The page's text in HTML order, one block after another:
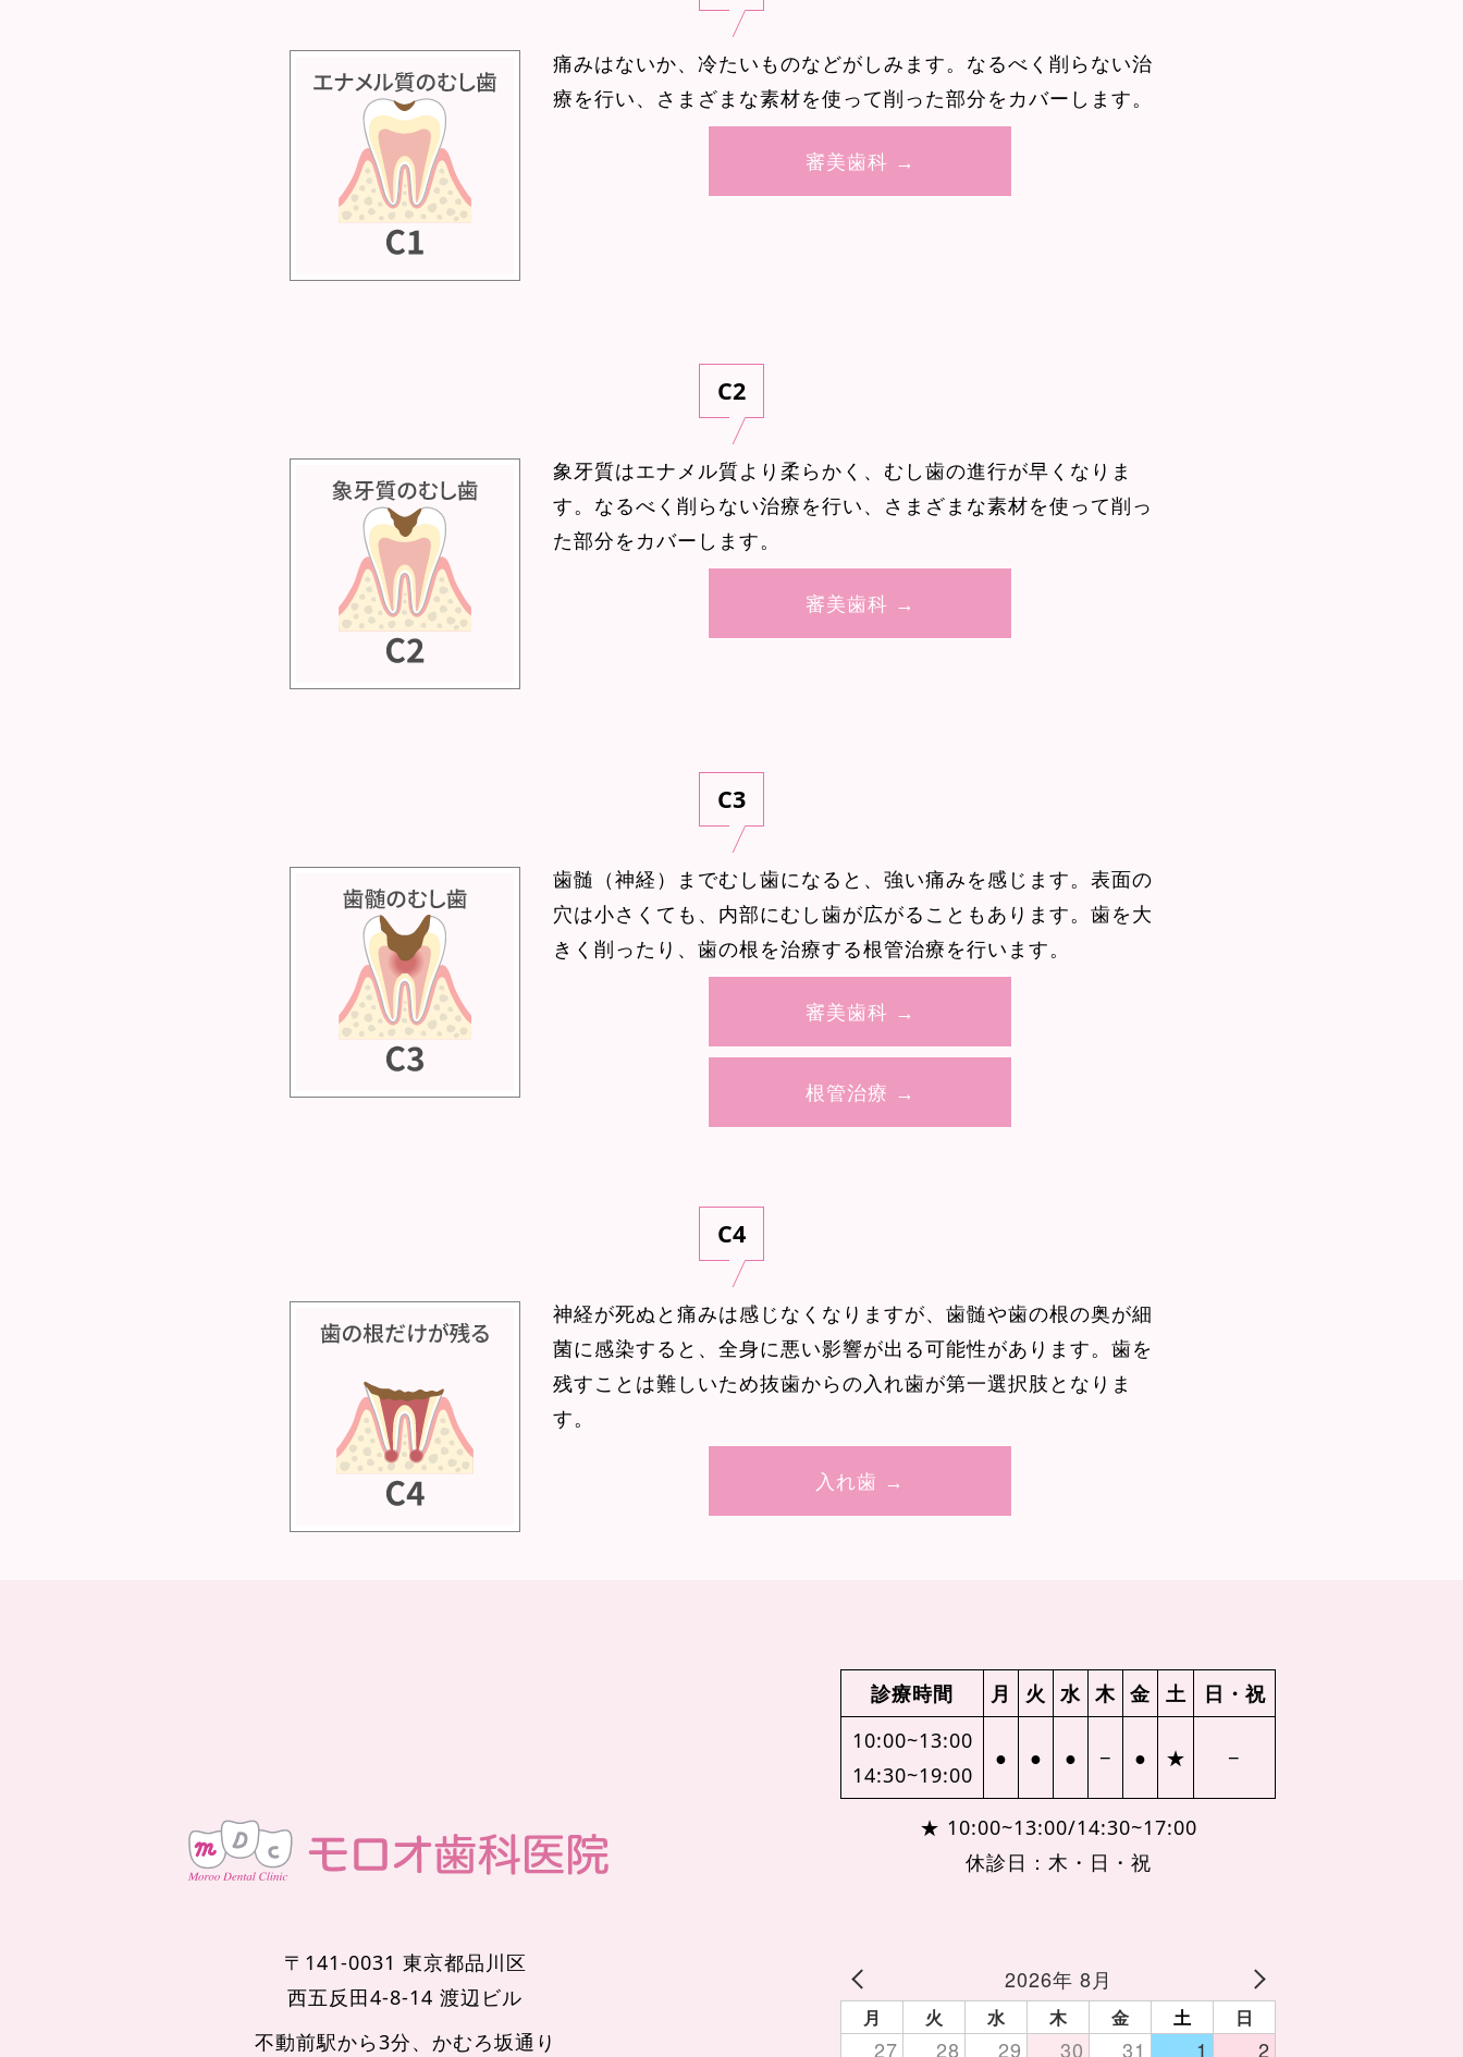
痛みはないか、冷たいものなどがしみます。なるべく削らない治
療を行い、さまざまな素材を使って削った部分をカバーします。
審美歯科 →
C2
象牙質はエナメル質より柔らかく、むし歯の進行が早くなりま
す。なるべく削らない治療を行い、さまざまな素材を使って削っ
た部分をカバーします。
審美歯科 →
C3
歯髄（神経）までむし歯になると、強い痛みを感じます。表面の
穴は小さくても、内部にむし歯が広がることもあります。歯を大
きく削ったり、歯の根を治療する根管治療を行います。
審美歯科 →
根管治療 →
C4
神経が死ぬと痛みは感じなくなりますが、歯髄や歯の根の奥が細
菌に感染すると、全身に悪い影響が出る可能性があります。歯を
残すことは難しいため抜歯からの入れ歯が第一選択肢となりま
す。
入れ歯 →
〒141-0031 東京都品川区
西五反田4-8-14 渡辺ビル
不動前駅から3分、かむろ坂通り
診療時間 月 火 水 木 金 土
日・祝
10:00~13:00
14:30~19:00
● ● ● − ● ★ −
★ 10:00~13:00/14:30~17:00
休診日：木・日・祝
2026年 8月
月 火 水 木 金 土 日
27 28 29 30 31 1 2